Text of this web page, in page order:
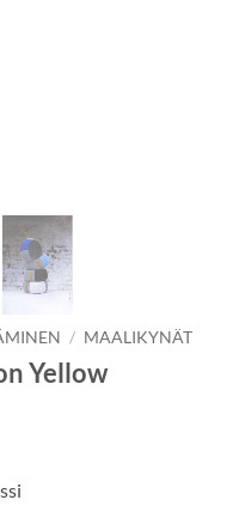
/ MAALIKYNÄT
Yellow